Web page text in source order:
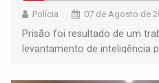
Polícia 07 de Agosto de
Prisão foi resultado de um
levantamento de inteligência